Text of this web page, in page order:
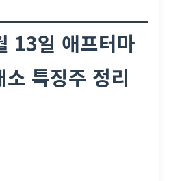
13일 애프터마
특징주 정리